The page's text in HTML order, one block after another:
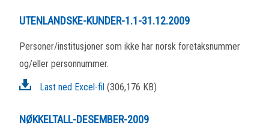
UTENLANDSKE-KUNDER-1.1-31.12.2009
Personer/institusjoner som ikke har norsk foretaksnummer
og/eller personnummer.
Last ned Excel-fil (306,176 KB)
NØKKELTALL-DESEMBER-2009